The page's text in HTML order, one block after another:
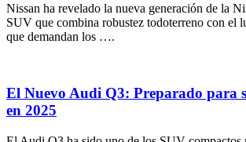
Nissan ha revelado la nueva generación de la
SUV que combina robustez todoterreno con el
que demandan los ….
El Nuevo Audi Q3: Preparado para
en 2025